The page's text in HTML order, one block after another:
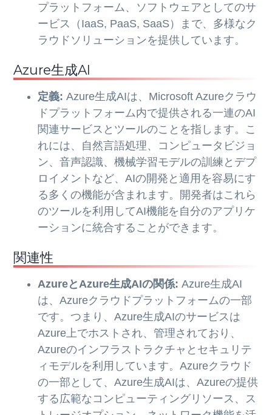
プラットフォーム、ソフトウェアとしてのサ
ービス（IaaS, PaaS, SaaS）まで、多様なク
ラウドソリューションを提供しています。
Azure生成AI
定義: Azure生成AIは、Microsoft Azureクラウ
ドプラットフォーム内で提供される一連のAI
関連サービスとツールのことを指します。こ
れには、自然言語処理、コンピュータビジョ
ン、音声認識、機械学習モデルの訓練とデプ
ロイメントなど、AIの開発と適用を容易にす
る多くの機能が含まれます。開発者はこれら
のツールを利用してAI機能を自分のアプリケ
ーションに統合することができます。
関連性
AzureとAzure生成AIの関係: Azure生成AI
は、Azureクラウドプラットフォームの一部
です。つまり、Azure生成AIのサービスは
Azure上でホストされ、管理されており、
Azureのインフラストラクチャとセキュリテ
ィモデルを利用しています。Azureクラウド
の一部として、Azure生成AIは、Azureの提供
する広範なコンピューティングリソース、ス